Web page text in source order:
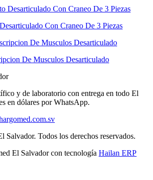
Con Craneo De 3 Piezas
De Musculos Desarticulado
y de laboratorio con entrega en todo El
en dólares por WhatsApp.
Salvador. Todos los derechos reservados.
El Salvadorcon tecnología Hailan ERP